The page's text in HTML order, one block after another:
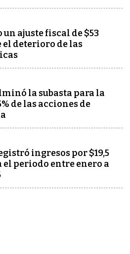
ajuste fiscal de $53
deterioro de las
la subasta para la
de las acciones de
ingresos por $19,5
periodo entre enero a